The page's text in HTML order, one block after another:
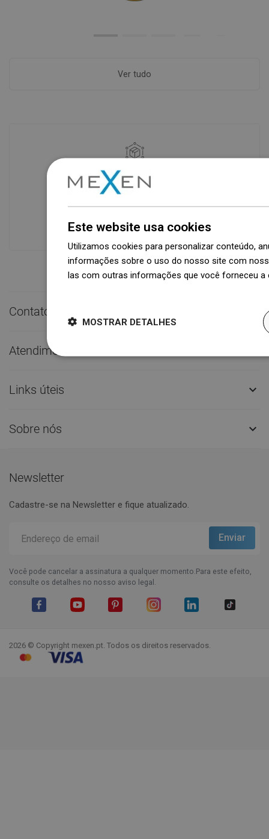
Ver tudo
Disponibilidade de mercadorias
Um moderno centro logístico com área
de 31.000 m² e mais de 68.000 paletes
oferece mais de 1.500.000 peças de
produtos disponíveis!
Contato rápido
Atendimento ao Cliente
Links úteis 
Sobre nós 
Newsletter
Cadastre-se na Newsletter e fique atualizado.
Você pode cancelar a assinatura a qualquer momento.Para este efeito,
consulte os detalhes no nosso aviso legal.
2026 © Copyright mexen.pt. Todos os direitos reservados.
Este website usa cookies
Utilizamos cookies para personalizar conteúdo,
informações sobre o uso do nosso site com
las com outras informações que você forneceu
MOSTRAR DETALHES